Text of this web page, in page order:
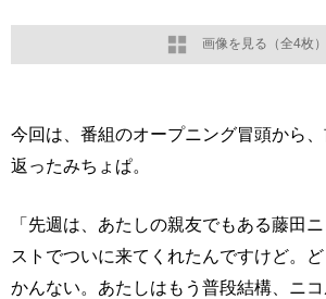
画像を見る（全4枚）
今回は、番組のオープニング冒頭から
返ったみちょぱ。
「先週は、あたしの親友でもある藤田
ストでついに来てくれたんですけど。
かんない。あたしはもう普段結構、ニ